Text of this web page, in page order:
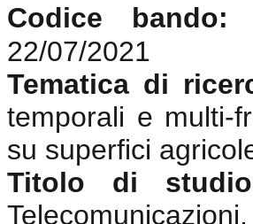
Codice bando:
22/07/2021
Tematica di
temporali e multi-
su superfici
Titolo di